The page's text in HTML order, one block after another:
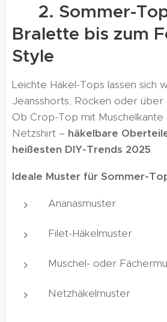
☀️ 2. Sommer-
Bralette bis zum
Style
Leichte Häkel-Tops lassen sich
Jeansshorts, Röcken oder über
Ob Crop-Top mit
Netzshirt – häkelbare
heißesten DIY-Trends 2025.
Ideale Muster für Sommer-
Ananasmuster
Filet-Häkelmuster
Muschel- oder
Netzhäkelmuster